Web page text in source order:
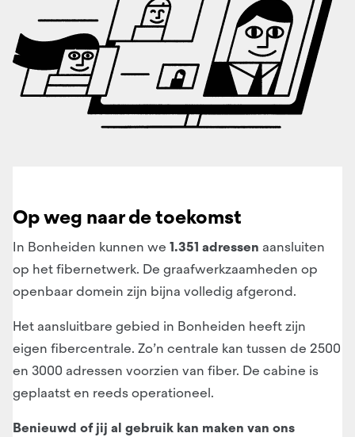
Op weg naar de toekomst
In Bonheiden kunnen we 1.351 adressen aansluiten
op het fibernetwerk. De graafwerkzaamheden op
openbaar domein zijn bijna volledig afgerond.
Het aansluitbare gebied in Bonheiden heeft zijn
eigen fibercentrale. Zo’n centrale kan tussen de 2500
en 3000 adressen voorzien van fiber. De cabine is
geplaatst en reeds operationeel.
Benieuwd of jij al gebruik kan maken van ons